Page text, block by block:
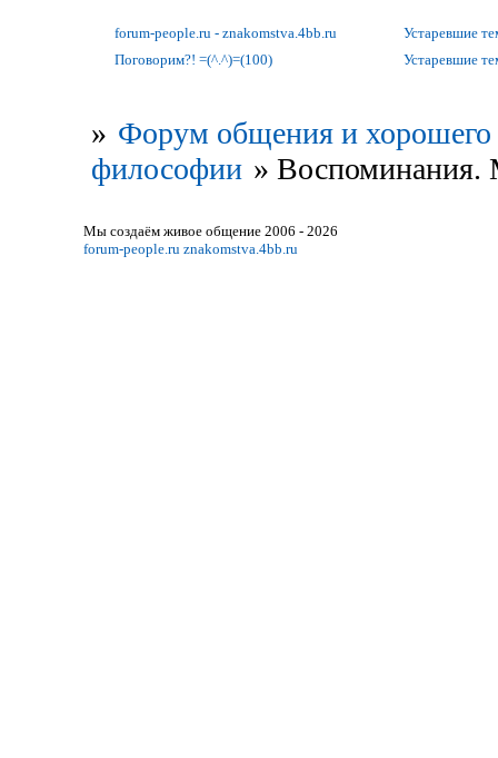
forum-people.ru - znakomstva.4bb.ru
Устаревшие
Поговорим?! =(^.^)=(100)
Устаревшие
» Форум общения и хорошего
философии » Воспоминания.
Мы создаём живое общение 2006 - 2026
forum-people.ru znakomstva.4bb.ru